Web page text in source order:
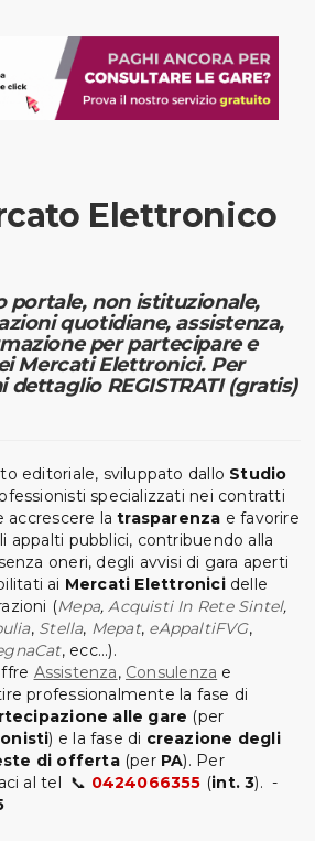
Elettronico
portale, non istituzionale,
quotidiane, assistenza,
per partecipare e
Mercati Elettronici. Per
dettaglio REGISTRATI (gratis)
editoriale, sviluppato dallo Studio
specializzati nei contratti
accrescere latrasparenza e favorire
appalti pubblici, contribuendo alla
oneri, degli avvisi di gara aperti
ai Mercati Elettronicidelle
(Mepa,Acquisti In Rete Sintel,
, Stella, Mepat, eAppaltiFVG,
, ecc...).
Assistenza, Consulenza e
professionalmente la fase di
alle gare (per
) e la fase di creazione degli
di offerta(per PA). Per
al tel 📞 0424066355 (int. 3). -